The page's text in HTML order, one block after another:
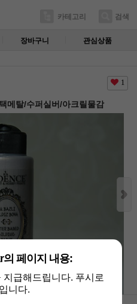
카테고리 검색
장바구니 관심상품
1
메탈/수퍼실버/아크릴물감
페이지 내용:
급해드립니다. 푸시로
니다.